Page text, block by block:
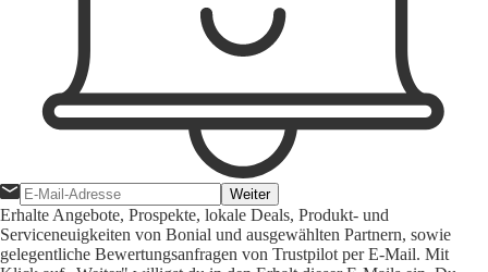
Weiter
Erhalte Angebote, Prospekte, lokale Deals, Produkt- und
Serviceneuigkeiten von Bonial und ausgewählten Partnern, sowie
gelegentliche Bewertungsanfragen von Trustpilot per E-Mail. Mit